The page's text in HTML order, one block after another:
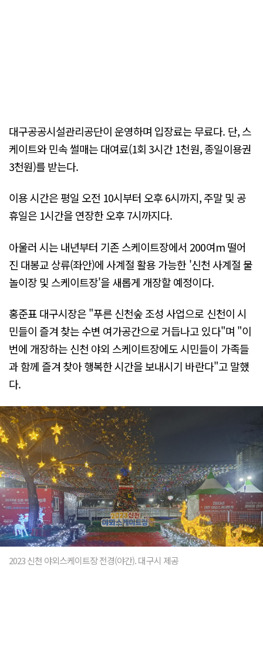
대구공공시설관리공단이 운영하며 입장료는 무료다. 단, 스
케이트와 민속 썰매는 대여료(1회 3시간 1천원, 종일이용권
3천원)를 받는다.
이용 시간은 평일 오전 10시부터 오후 6시까지, 주말 및 공
휴일은 1시간을 연장한 오후 7시까지다.
아울러 시는 내년부터 기존 스케이트장에서 200여m 떨어
진 대봉교 상류(좌안)에 사계절 활용 가능한 '신천 사계절 물
놀이장 및 스케이트장'을 새롭게 개장할 예정이다.
홍준표 대구시장은 "푸른 신천숲 조성 사업으로 신천이 시
민들이 즐겨 찾는 수변 여가공간으로 거듭나고 있다"며 "이
번에 개장하는 신천 야외 스케이트장에도 시민들이 가족들
과 함께 즐겨 찾아 행복한 시간을 보내시기 바란다"고 말했
다.
2023 신천 야외스케이트장 전경(야간). 대구시 제공